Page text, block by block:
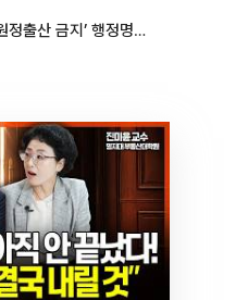
산 금지’ 행정명령 서명